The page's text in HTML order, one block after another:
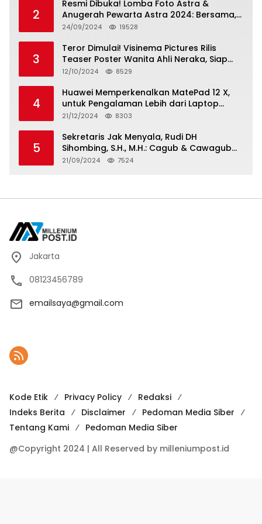
2
Resmi Dibuka! Lomba Foto Astra &
Anugerah Pewarta Astra 2024: Bersama,
Berkarya, Berkelanjutan
24/09/2024 19528
3
Teror Dimulai! Visinema Pictures Rilis
Teaser Poster Wanita Ahli Neraka, Siap
Tayang di Bioskop 14 November 2024
12/10/2024 8529
4
Huawei Memperkenalkan MatePad 12 X,
untuk Pengalaman Lebih dari Laptop
dengan Layar Ultra Bright dan Desain
Standar Baru untuk Produktivitas di Mana
Saja
21/12/2024 8303
5
Sekretaris Jak Menyala, Rudi DH
Sihombing, S.H., M.H.: Cagub & Cawagub
DKI Jakarta Pramono Anung dan Rano
21/09/2024 7524
Jakarta
08123456789
emailsaya@gmail.com
Kode Etik Privacy Policy
Redaksi
Indeks Berita
Disclaimer
Pedoman Media Siber
Tentang Kami
Pedoman Media Siber
@Copyright 2024 | All Reserved by milleniumpost.id